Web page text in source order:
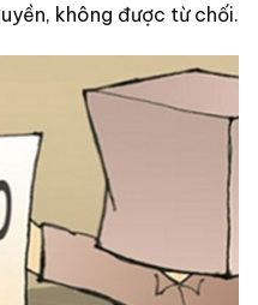
không được từ chối.